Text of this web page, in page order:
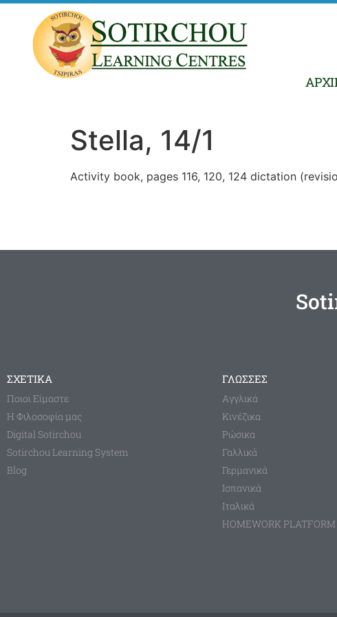
Stella, 14/1
Activity book, pages 116, 120, 124 dictation
ΣΧΕΤΙΚΑ
Ποιοι Είμαστε
Η Φιλοσοφία μας
Digital Sotirchou
Sotirchou Learning System
Blog
ΓΛΩΣΣΕΣ
Aγγλικά
Κινέζικα
Ρώσικα
Γαλλικά
Γερμανικά
Ισπανικά
Ιταλικά
HOMEWORK PLATFORM